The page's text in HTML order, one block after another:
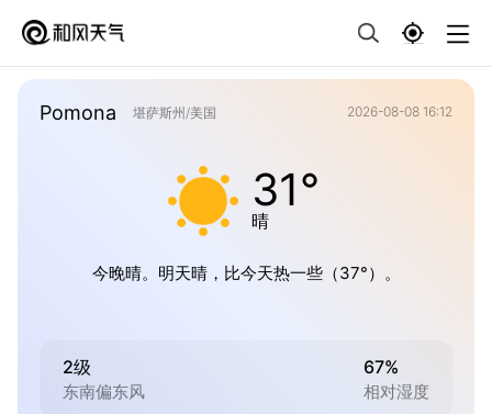
Pomona 堪萨斯州/美国 2026-08-08 16:12
31°
晴
今晚晴。明天晴，比今天热一些（37°）。
2级
东南偏东风
67%
相对湿度